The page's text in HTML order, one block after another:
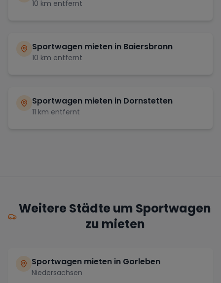
10 km entfernt
Sportwagen mieten in Baiersbronn
10 km entfernt
Sportwagen mieten in Dornstetten
11 km entfernt
Weitere Städte um Sportwagen
zu mieten
Sportwagen mieten in Gorleben
Niedersachsen